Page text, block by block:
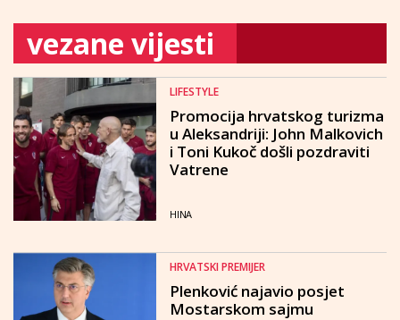
vezane vijesti
LIFESTYLE
Promocija hrvatskog turizma
u Aleksandriji: John Malkovich
i Toni Kukoč došli pozdraviti
Vatrene
HINA
HRVATSKI PREMIJER
Plenković najavio posjet
Mostarskom sajmu